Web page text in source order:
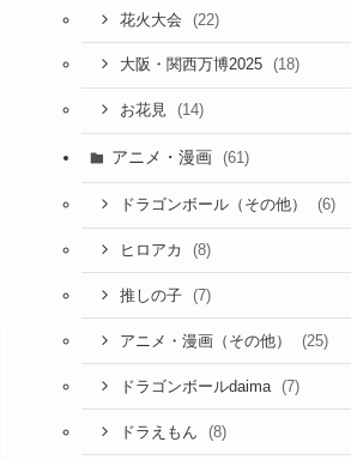
花火大会 (22)
大阪・関西万博2025 (18)
お花見 (14)
アニメ・漫画 (61)
ドラゴンボール（その他） (6)
ヒロアカ (8)
推しの子 (7)
アニメ・漫画（その他） (25)
ドラゴンボールdaima (7)
ドラえもん (8)